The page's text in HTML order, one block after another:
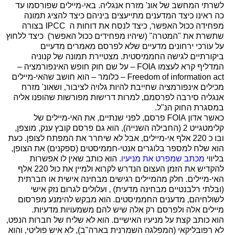
לשרתי המחשב של אונ' מזרח אנגליה. באי-מיילים שפורסמו עד
כה ראינו כיצד המדענים מתייעצים ביניהם כיצד להציג תמונה
מפחידה ככול האפשר, כיצד לנסח את דוחות ה IPCC
בצורה
שתשרת את "המטרה" (שיהיו מפחידים ככול האפשר) כיצד ללחוץ
על עורכי ירחונים מדעיים שלא לפרסם מאמרים מדעיים
ביקורתיים לגישה החממיסטית. מצטיירת תמונה של קנוניה
המדליף קרא לעצמו FOIA – על שם חוק חופש האינפורמציה –
Freedom of information act – כלומר – הוא חושב שהאי-מיילים
מכילים אינפורמציה שחייבת להיות גלויה לציבור, ושאונ' מזרח
אנגליה סירבה לפרסמם, למרות דרישות מפורשות שהופנו אליה
במסגרת החוק הנ"ל.
כאשר אדון FOIA פרסם, לפני שנתיים, את האי-מיילים של
קלימטגייט 2 (החבילה השנייה), הוא גם פרסם קובץ ענק, מוצפן,
ובו כ 220 אלף אי-מיילים, אבל לא שיחרר את המפתח לצופן. כעת
הוא שלח למספר בלוגרים אנטי-חממיסטים (ספקנים) את הצופן,
בליווי מכתב שמפרט את מניעיו. הוא כותב שאין לו אפשרות
להקדיש את הזמן העצום הנדרש לקרוא ולמיין את כול 220 אלף
האי-מיילים. חלק מהמיילים רגישים מבחינה אישית או חברתית
(ובלתי רלבנטיים מבחינה מדעית) , ועלולים לגרום נזק אישי
לשולחיהם, מדענים החממיסטים. הוא מבקש להימנע מפרסום
מיילים אלה ולפרסם רק אלה שיש להם משמעויות מדעיות.
הוא כותב קצת על מניעיו האישיים. הוא לא שליח של חברות הנפט,
לא רפובליקאי (המפלגה השמרנית בארה"ב), לא איש פוליטי, והוא